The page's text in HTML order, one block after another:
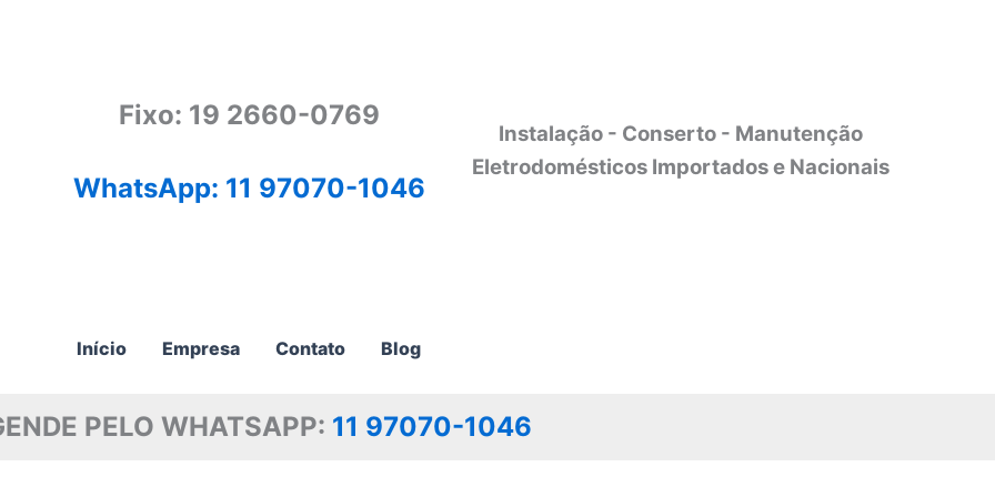
Fixo: 19 2660-0769
WhatsApp: 11 97070-1046
Instalação - Conserto - Manutenção
Eletrodomésticos Importados e Nacionais
Início Empresa Contato Blog
PELO WHATSAPP: 11 97070-1046